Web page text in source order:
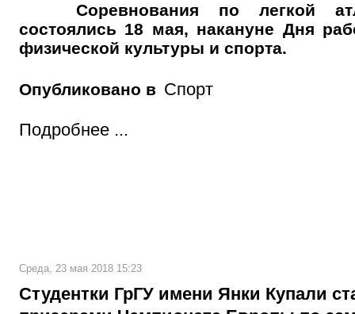
Соревнования по легкой
состоялись 18 мая, накануне Дня
физической культуры и спорта.
Опубликовано в Спорт
Подробнее ...
Среда, 23 мая 2018 15:23
Студентки ГрГУ имени Янки Купали